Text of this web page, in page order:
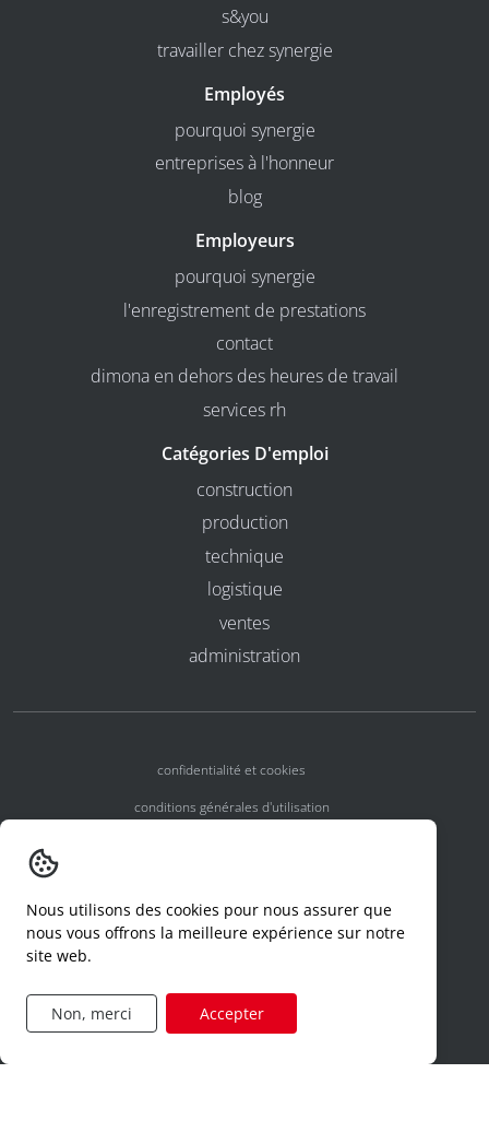
s&you
travailler chez synergie
Employés
pourquoi synergie
entreprises à l'honneur
blog
Employeurs
pourquoi synergie
l'enregistrement de prestations
contact
dimona en dehors des heures de travail
services rh
Catégories D'emploi
construction
production
technique
logistique
ventes
administration
confidentialité et cookies
conditions générales d'utilisation
declaration d'un incident
formulaire de demande d'accès
Nous utilisons des cookies pour nous assurer que
nous vous offrons la meilleure expérience sur notre
site web.
Non, merci Accepter